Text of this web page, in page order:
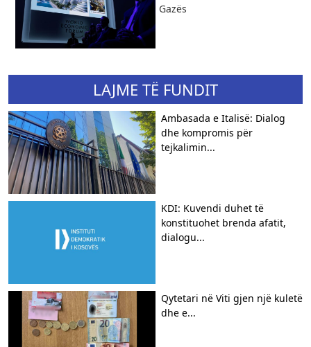
Gazës
LAJME TË FUNDIT
Ambasada e Italisë: Dialog
dhe kompromis për
tejkalimin...
KDI: Kuvendi duhet të
konstituohet brenda afatit,
dialogu...
Qytetari në Viti gjen një kuletë
dhe e...